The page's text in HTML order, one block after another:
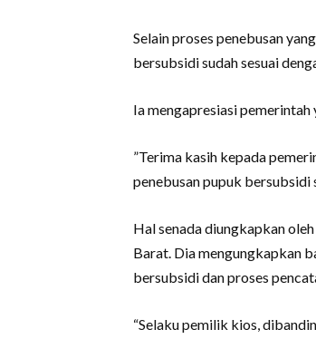
Selain proses penebusan
bersubsidi sudah sesuai
Ia mengapresiasi
”Terima kasih kepada
penebusan pupuk bersubsidi
Hal senada diungkapkan
Barat. Dia mengungkapkan
bersubsidi dan proses
“Selaku pemilik kios,